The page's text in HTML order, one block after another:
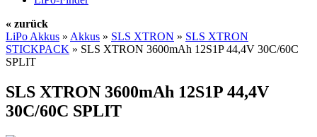
« zurück
LiPo Akkus » Akkus » SLS XTRON » SLS XTRON
STICKPACK » SLS XTRON 3600mAh 12S1P 44,4V 30C/60C
SPLIT
SLS XTRON 3600mAh 12S1P 44,4V
30C/60C SPLIT